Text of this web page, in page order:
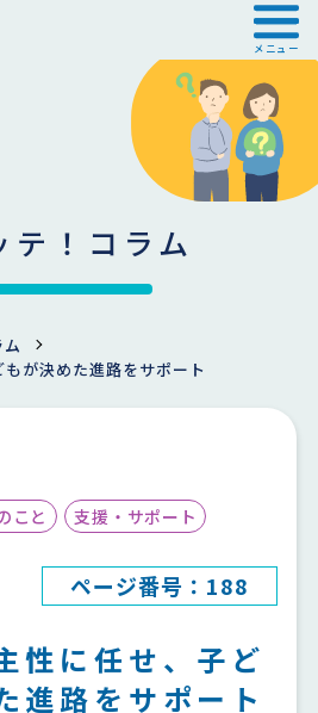
メニュー
テ！コラム
が決めた進路をサポート
こと 支援・サポート
ページ番号：188
性に任せ、子ど
進路をサポート